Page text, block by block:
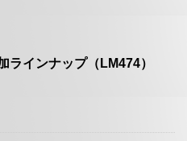
ラインナップ（LM474）